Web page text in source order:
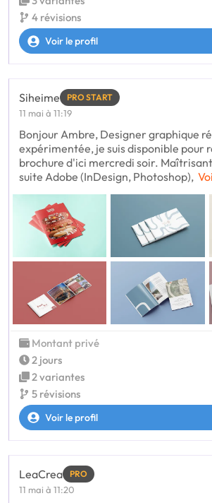
4 révisions
Voir le profil
Siheime PRO START
11 mai à 11:19
Bonjour Ambre, Designer graphique
expérimentée, je suis disponible pour
brochure d'ici mercredi soir.
suite Adobe (InDesign, Photoshop),
Montant privé
2 jours
2 variantes
5 révisions
Voir le profil
LeaCrea PRO
11 mai à 11:20